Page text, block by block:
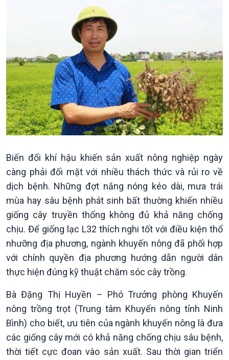
Xã hội
360 độ Sức khỏe
Chuyển đổi Xanh
Tài nguyên và Môi trường
Chuyên gia của bạn
Xã hội chuyển động
Bước chân đến trường
Khoa học & Công nghệ
Kết nối công nghệ
Sống chung với biến đổi
khí hậu
Biến đổi khí hậu khiến sản xuất nông nghiệp ngày
càng phải đối mặt với nhiều thách thức và rủi ro về
dịch bệnh. Những đợt nắng nóng kéo dài, mưa trái
mùa hay sâu bệnh phát sinh bất thường khiến nhiều
giống cây truyền thống không đủ khả năng chống
chịu. Để giống lạc L32 thích nghi tốt với điều kiện thổ
nhưỡng địa phương, ngành khuyến nông đã phối hợp
với chính quyền địa phương hướng dẫn người dân
thực hiện đúng kỹ thuật chăm sóc cây trồng.
Bà Đặng Thị Huyền – Phó Trưởng phòng Khuyến
nông trồng trọt (Trung tâm Khuyến nông tỉnh Ninh
Bình) cho biết, ưu tiên của ngành khuyến nông là đưa
các giống cây mới có khả năng chống chịu sâu bệnh,
thời tiết cực đoan vào sản xuất. Sau thời gian triển